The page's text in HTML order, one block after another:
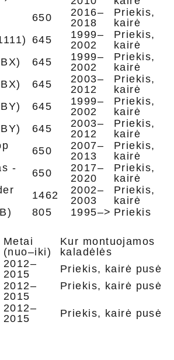
650
2016–
2018
Priekis,
kairė
645
1999–
2002
Priekis,
kairė
645
1999–
2002
Priekis,
kairė
645
2003–
2012
Priekis,
kairė
645
1999–
2002
Priekis,
kairė
645
2003–
2012
Priekis,
kairė
650
2007–
2013
Priekis,
kairė
-
650
2017–
2020
Priekis,
kairė
1462
2002–
2003
Priekis,
kairė
805 1995–> Priekis
Metai
(nuo–iki)
Kur montuojamos
kaladėlės
2012–
2015
Priekis, kairė pusė
2012–
2015
Priekis, kairė pusė
2012–
2015
Priekis, kairė pusė